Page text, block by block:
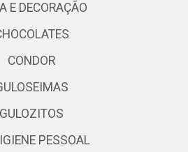
E DECORAÇÃO
CONDOR
GULOZITOS
PESSOAL